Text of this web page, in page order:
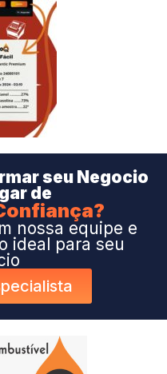
seu Negocio
de
nossa equipe e
ideal para seu